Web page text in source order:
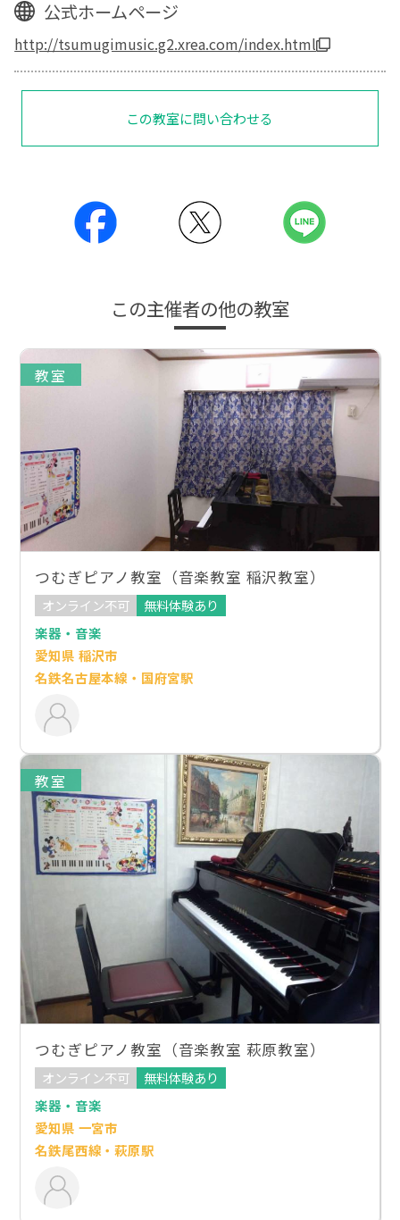
公式ホームページ
http://tsumugimusic.g2.xrea.com/index.html
この教室に問い合わせる
この主催者の他の教室
教室
つむぎピアノ教室（音楽教室 稲沢教室）
オンライン不可
無料体験あり
楽器・音楽
愛知県 稲沢市
名鉄名古屋本線・国府宮駅
教室
つむぎピアノ教室（音楽教室 萩原教室）
オンライン不可
無料体験あり
楽器・音楽
愛知県 一宮市
名鉄尾西線・萩原駅